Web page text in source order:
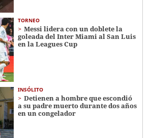
TORNEO
Messi lidera con un doblete la
goleada del Inter Miami al San Luis
en la Leagues Cup
INSÓLITO
Detienen a hombre que escondió
a su padre muerto durante dos años
en un congelador